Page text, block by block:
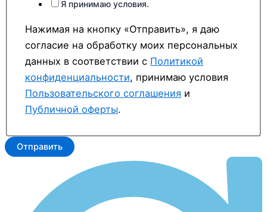
Я принимаю условия.
Нажимая на кнопку «Отправить», я даю
согласие на обработку моих персональных
данных в соответствии с Политикой
конфиденциальности, принимаю условия
Пользовательского соглашения и
Публичной оферты.
Отправить